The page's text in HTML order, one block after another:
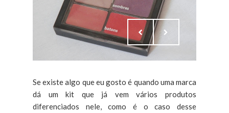
Se existe algo que eu gosto é quando uma marca
dá um kit que já vem vários produtos
diferenciados nele, como é o caso desse